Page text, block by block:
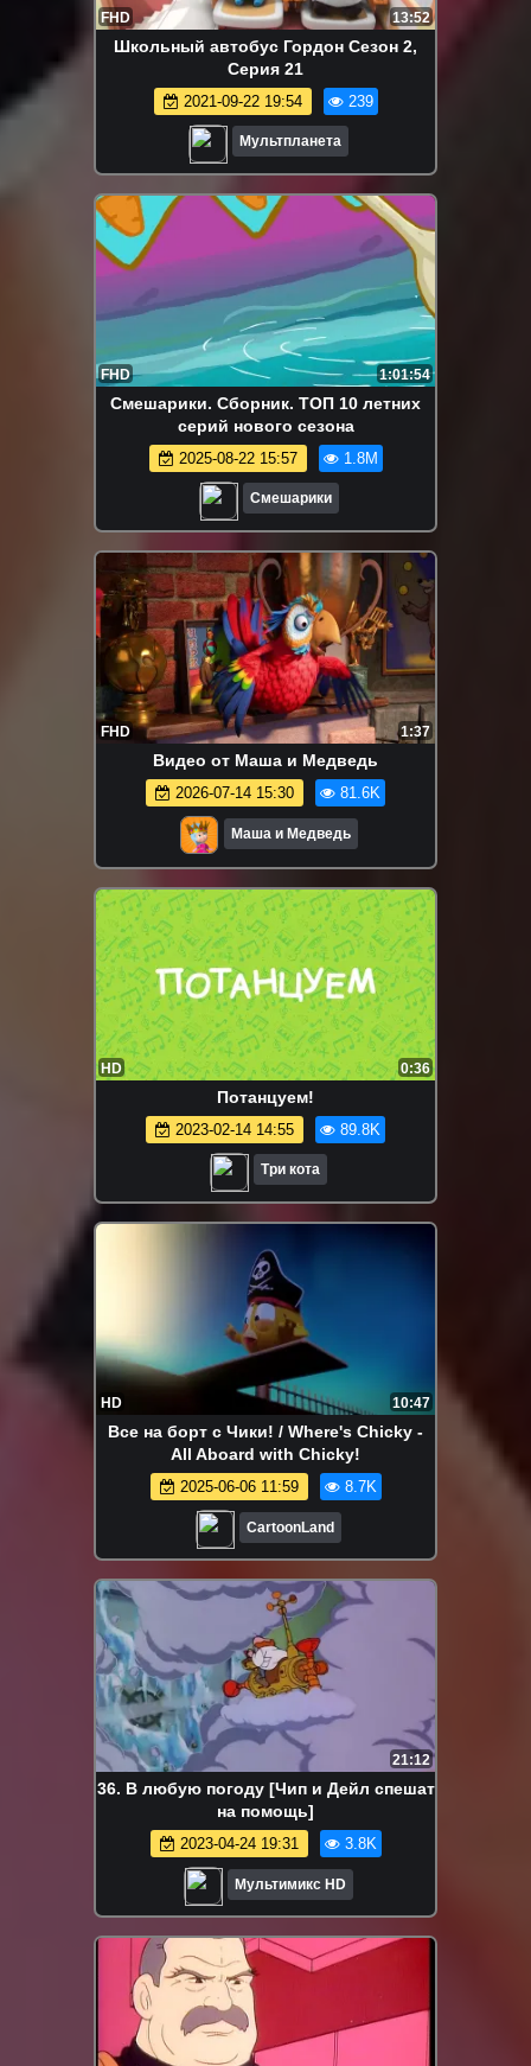
FHD 13:52
Школьный автобус Гордон Сезон 2,
Серия 21
2021-09-22 19:54 239
Мультпланета
FHD 1:01:54
Смешарики. Сборник. ТОП 10 летних
серий нового сезона
2025-08-22 15:57 1.8M
Смешарики
FHD 1:37
Видео от Маша и Медведь
2026-07-14 15:30 81.6K
Маша и Медведь
HD 0:36
Потанцуем!
2023-02-14 14:55 89.8K
Три кота
HD 10:47
Все на борт с Чики! / Where's Chicky -
All Aboard with Chicky!
2025-06-06 11:59 8.7K
CartoonLand
21:12
36. В любую погоду [Чип и Дейл спешат
на помощь]
2023-04-24 19:31 3.8K
Мультимикс HD